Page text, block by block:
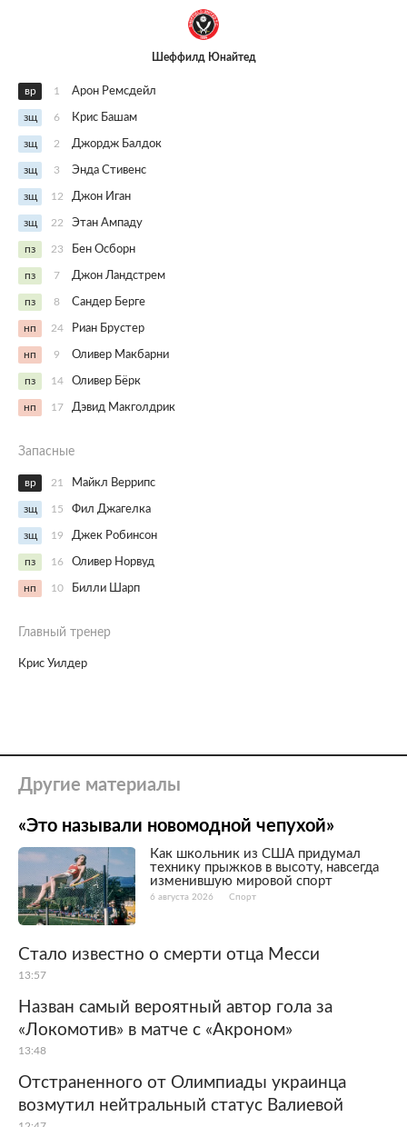
Шеффилд Юнайтед
вр 1 Арон Ремсдейл
зщ 6 Крис Башам
зщ 2 Джордж Балдок
зщ 3 Энда Стивенс
зщ 12 Джон Иган
зщ 22 Этан Ампаду
пз 23 Бен Осборн
пз 7 Джон Ландстрем
пз 8 Сандер Берге
нп 24 Риан Брустер
нп 9 Оливер Макбарни
пз 14 Оливер Бёрк
нп 17 Дэвид Макголдрик
Запасные
вр 21 Майкл Веррипс
зщ 15 Фил Джагелка
зщ 19 Джек Робинсон
пз 16 Оливер Норвуд
нп 10 Билли Шарп
Главный тренер
Крис Уилдер
Другие материалы
«Это называли новомодной чепухой»
Как школьник из США придумал
технику прыжков в высоту, навсегда
изменившую мировой спорт
6 августа 2026 Спорт
Стало известно о смерти отца Месси
13:57
Назван самый вероятный автор гола за
«Локомотив» в матче с «Акроном»
13:48
Отстраненного от Олимпиады украинца
возмутил нейтральный статус Валиевой